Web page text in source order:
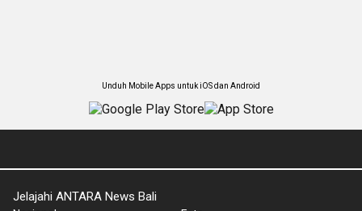
Unduh Mobile Apps untuk iOS dan Android
Jelajahi ANTARA News Bali